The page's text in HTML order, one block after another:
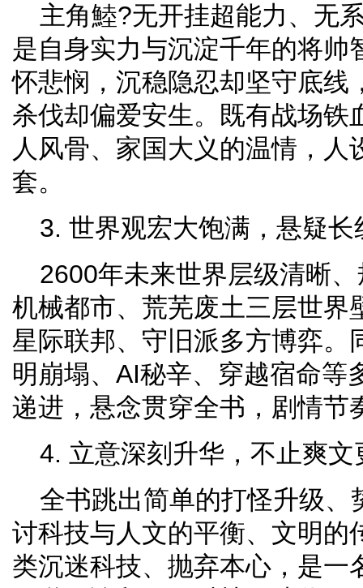
主角鯥?无开挂超能力、无
是自身实力与沉淀千年的将帅
怀悲悯，沉稳隐忍却坚守底线
杀伐却偏爱安生。既有战场铁
人风骨、家国大义的温情，人
套。
3. 世界观宏大饱满，悬疑长
2600年未来世界层级清晰
机械都市、荒芜废土三层世界
星际联邦、守旧派多方博弈。
明崩塌、AI秘辛、穿越宿命等
递进，悬念贯穿全书，剧情节
4. 立意深刻升华，不止爽文
全书跳出简单的打怪升级、
讨科技与人文的平衡、文明的
类沉迷科技、抛弃本心，是一